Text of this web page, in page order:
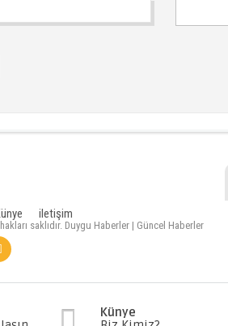
iletişim
saklıdır. Duygu Haberler | Güncel Haberler
Künye